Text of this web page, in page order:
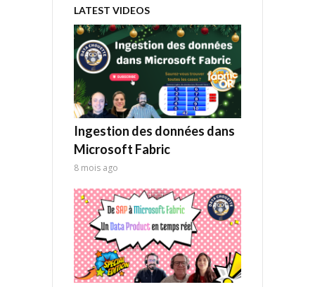
LATEST VIDEOS
Ingestion des données dans
Microsoft Fabric
8 mois ago